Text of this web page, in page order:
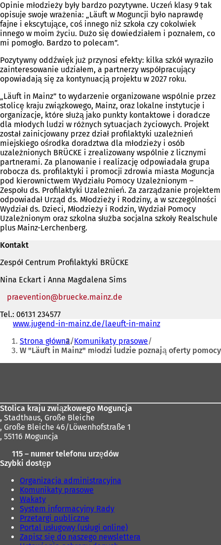
Opinie młodzieży były bardzo pozytywne. Uczeń klasy 9 tak
opisuje swoje wrażenia: „Läuft w Moguncji było naprawdę
fajne i ekscytujące, coś innego niż szkoła czy cokolwiek
innego w moim życiu. Dużo się dowiedziałem i poznałem, co
mi pomogło. Bardzo to polecam”.
Pozytywny oddźwięk już przynosi efekty: kilka szkół wyraziło
zainteresowanie udziałem, a partnerzy współpracujący
opowiadają się za kontynuacją projektu w 2027 roku.
„Läuft in Mainz” to wydarzenie organizowane wspólnie przez
stolicę kraju związkowego, Mainz, oraz lokalne instytucje i
organizacje, które służą jako punkty kontaktowe i doradcze
dla młodych ludzi w różnych sytuacjach życiowych. Projekt
został zainicjowany przez dział profilaktyki uzależnień
miejskiego ośrodka doradztwa dla młodzieży i osób
uzależnionych BRÜCKE i zrealizowany wspólnie z licznymi
partnerami. Za planowanie i realizację odpowiadała grupa
robocza ds. profilaktyki i promocji zdrowia miasta Moguncja
pod kierownictwem Wydziału Pomocy Uzależnionym –
Zespołu ds. Profilaktyki Uzależnień. Za zarządzanie projektem
odpowiadał Urząd ds. Młodzieży i Rodziny, a w szczególności
Wydział ds. Dzieci, Młodzieży i Rodzin, Wydział Pomocy
Uzależnionym oraz szkolna służba socjalna szkoły Realschule
plus Mainz-Lerchenberg.
Kontakt
Zespół Centrum Profilaktyki BRÜCKE
Nina Eckart i Anna Magdalena Sims
praevention
bruecke.mainz de
Tel.: 06131 234577
www.jugend-in-mainz.de/laeuft-in-mainz(
w
i
Jesteś
tutaj:
Strona główna Komunikaty prasowe
W "Läuft in Mainz" młodzi ludzie poznają oferty pomocy
Stolica kraju związkowego Moguncja
, Stadthaus, Große Bleiche
, Große Bleiche 46/Löwenhofstraße 1
, 55116 Moguncja
115 – numer telefonu urzędów
Szybki dostęp
Organizacja administracyjna
Komunikaty prasowe
Wakaty
System informacyjny Rady
Przetargi publiczne
Portal usługowy (usługi online)
Zapisz się do naszego newslettera